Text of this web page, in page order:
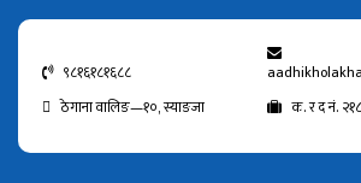
९८१६१८१६८८
ठेगाना वालिङ—१०, स्याङजा
क. र द नं.